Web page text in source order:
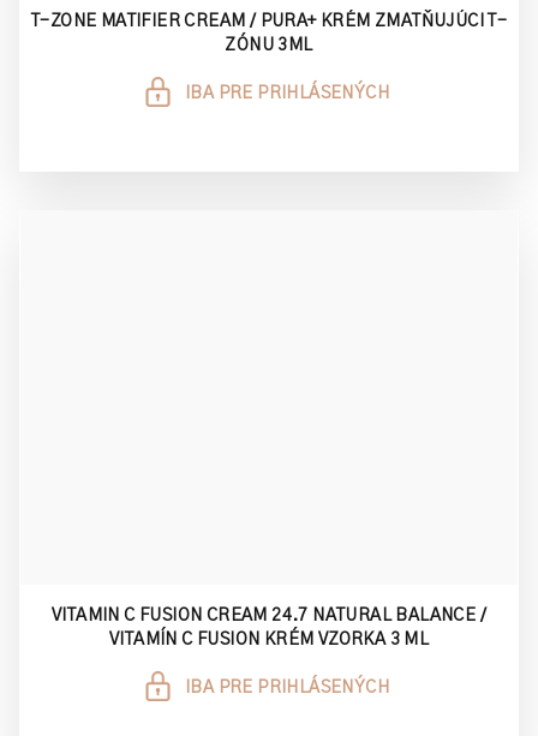
T-ZONE MATIFIER CREAM / PURA+ KRÉM ZMATŇUJÚCI T-
ZÓNU 3ML
IBA PRE PRIHLÁSENÝCH
VITAMIN C FUSION CREAM 24.7 NATURAL BALANCE /
VITAMÍN C FUSION KRÉM VZORKA 3 ML
IBA PRE PRIHLÁSENÝCH